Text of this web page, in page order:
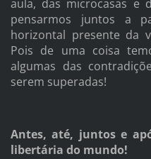
aula, das microcasas e
pensarmos juntos a
horizontal presente da
Pois de uma coisa
algumas das
serem superadas!
Antes, até, juntos e
libertária do mundo!